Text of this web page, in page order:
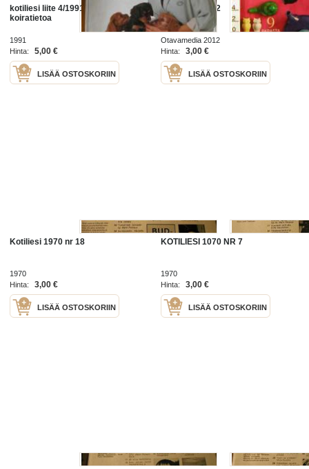
kotiliesi liite 4/1991 32 sivua
koiratietoa
1991
Hinta:
5,00 €
LISÄÄ OSTOSKORIIN
Kotiliesi 4 2012
Otavamedia 2012
Hinta:
3,00 €
LISÄÄ OSTOSKORIIN
Kotiliesi 1970 nr 18
1970
Hinta:
3,00 €
LISÄÄ OSTOSKORIIN
KOTILIESI 1070 NR 7
1970
Hinta:
3,00 €
LISÄÄ OSTOSKORIIN